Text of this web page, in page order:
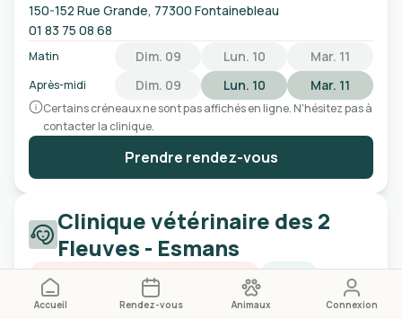
Accueil Rendez-vous Animaux Connexion
150-152 Rue Grande, 77300 Fontainebleau
01 83 75 08 68
Matin
Après-midi
Dim. 09
Dim. 09
Lun. 10
Lun. 10
Mar. 11
Mar. 11
Certains créneaux ne sont pas affichés en ligne. N'hésitez pas à
contacter la clinique.
Prendre rendez-vous
Clinique vétérinaire des 2
Fleuves - Esmans
Urgences vétérinaires de jour
NAC
Fermé
4,7